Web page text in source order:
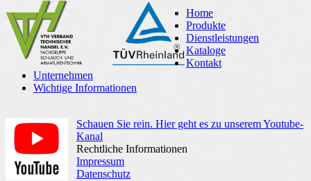
Home
Produkte
Dienstleistungen
Kataloge
Kontakt
Unternehmen
Wichtige Informationen
Schauen Sie rein. Hier geht es zu unserem Youtube-
Kanal
Rechtliche Informationen
Impressum
Datenschutz